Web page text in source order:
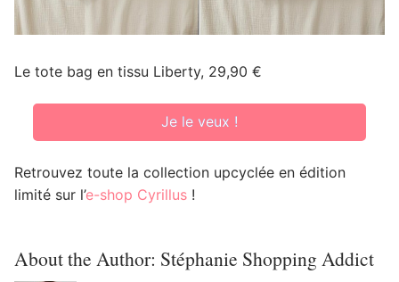
Le tote bag en tissu Liberty, 29,90 €
Je le veux !
Retrouvez toute la collection upcyclée en édition
limité sur l’e-shop Cyrillus !
About the Author: Stéphanie Shopping Addict